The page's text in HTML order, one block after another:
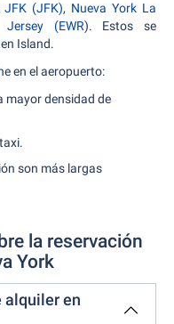
JFK (JFK), Nueva York La
(EWR). Estos se
Island.
en el aeropuerto:
mayor densidad de
son más largas
la reservación
York
alquiler en